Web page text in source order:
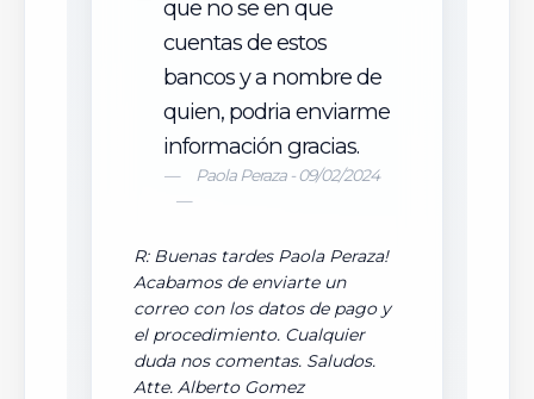
que no se en que
cuentas de estos
bancos y a nombre de
quien, podria enviarme
información gracias.
Paola Peraza - 09/02/2024
R: Buenas tardes Paola Peraza!
Acabamos de enviarte un
correo con los datos de pago y
el procedimiento. Cualquier
duda nos comentas. Saludos.
Atte. Alberto Gomez